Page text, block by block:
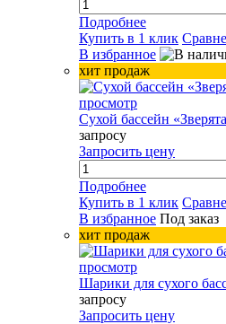
Подробнее
Купить в 1 клик
В избранное
хит продаж
просмотр
Сухой бассейн
запросу
Запросить цену
Подробнее
Купить в 1 клик
В избранное Под заказ
хит продаж
просмотр
Шарики для сухого
запросу
Запросить цену